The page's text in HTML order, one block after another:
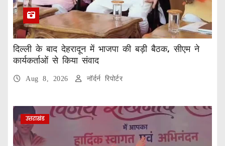
दिल्ली के बाद देहरादून में भाजपा की बड़ी बैठक, सीएम ने
कार्यकर्ताओं से किया संवाद
Aug 8, 2026 नॉर्दर्न रिपोर्टर
उत्तराखंड